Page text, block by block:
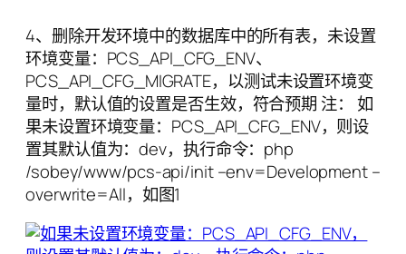
4、删除开发环境中的数据库中的所有表，未设置
环境变量：PCS_API_CFG_ENV、
PCS_API_CFG_MIGRATE，以测试未设置环境变
量时，默认值的设置是否生效，符合预期 注： 如
果未设置环境变量：PCS_API_CFG_ENV，则设
置其默认值为：dev，执行命令：php
/sobey/www/pcs-api/init –env=Development –
overwrite=All，如图1